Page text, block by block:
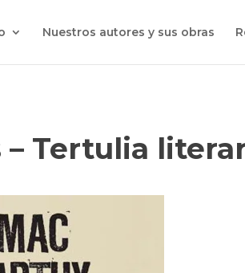
Nuestros autores y sus obras
– Tertulia